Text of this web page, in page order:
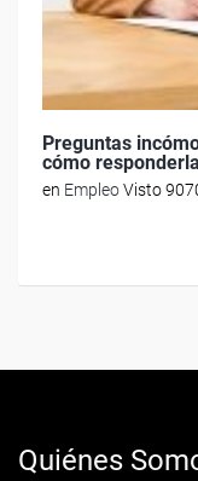
Preguntas
cómo
en EmpleoVisto
Quiénes